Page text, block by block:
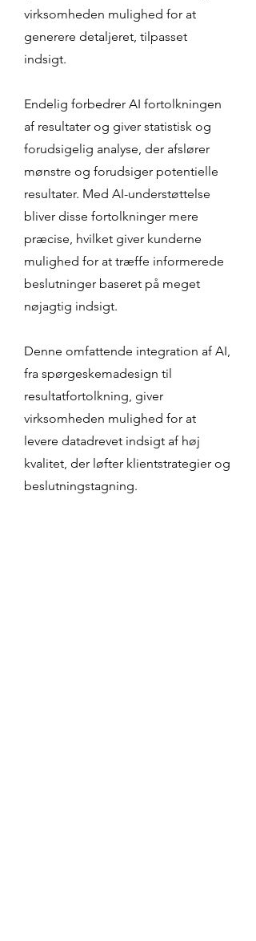
virksomheden mulighed for at
generere detaljeret, tilpasset
indsigt.
Endelig forbedrer AI fortolkningen
af ​​resultater og giver statistisk og
forudsigelig analyse, der afslører
mønstre og forudsiger potentielle
resultater. Med AI-understøttelse
bliver disse fortolkninger mere
præcise, hvilket giver kunderne
mulighed for at træffe informerede
beslutninger baseret på meget
nøjagtig indsigt.
Denne omfattende integration af AI,
fra spørgeskemadesign til
resultatfortolkning, giver
virksomheden mulighed for at
levere datadrevet indsigt af høj
kvalitet, der løfter klientstrategier og
beslutningstagning.